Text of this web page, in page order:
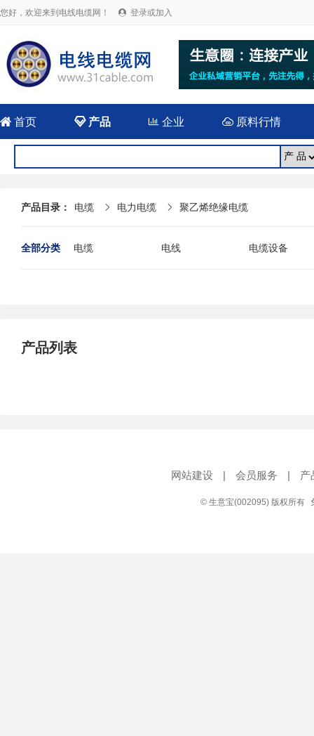
您好，欢迎来到电线电缆网！  登录或加入
 首页 产品  企业 原料行情
产品目录： 电缆  电力电缆  聚乙烯绝缘电缆
全部分类 电缆 电线
电缆设备
产品列表
网站建设 | 会员服务 | 产
© 生意宝(002095) 版权所有